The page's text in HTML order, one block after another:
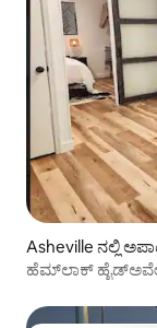
Asheville ನಲ್ಲಿ
ಹೆಮ್‌ಲಾಕ್